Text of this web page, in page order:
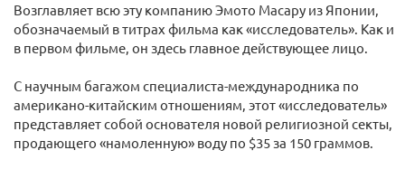
Возглавляет всю эту компанию Эмото Масару из Японии,
обозначаемый в титрах фильма как «исследователь». Как и
в первом фильме, он здесь главное действующее лицо.
С научным багажом специалиста-международника по
американо-китайским отношениям, этот «исследователь»
представляет собой основателя новой религиозной секты,
продающего «намоленную» воду по $35 за 150 граммов.